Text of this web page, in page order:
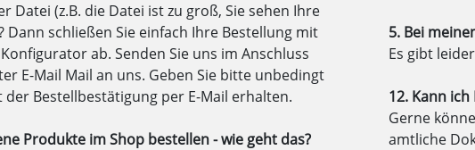
Datei (z.B. die Datei ist zu groß, Sie sehen Ihre
schließen Sie einfach Ihre Bestellung mit
ab. Senden Sie uns im Anschluss
E-Mail Mail an uns. Geben Sie bitte unbedingt
Bestellbestätigung per E-Mail erhalten.
Produkte im Shop bestellen - wie geht das?
5. Bei
Es gibt
12. Kann
Gerne
amtliche